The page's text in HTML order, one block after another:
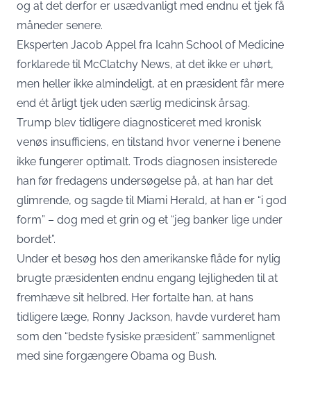
og at det derfor er usædvanligt med endnu et tjek få
måneder senere.
Eksperten Jacob Appel fra Icahn School of Medicine
forklarede til McClatchy News, at det ikke er uhørt,
men heller ikke almindeligt, at en præsident får mere
end ét årligt tjek uden særlig medicinsk årsag.
Trump blev tidligere diagnosticeret med kronisk
venøs insufficiens, en tilstand hvor venerne i benene
ikke fungerer optimalt. Trods diagnosen insisterede
han før fredagens undersøgelse på, at han har det
glimrende, og sagde til Miami Herald, at han er “i god
form” – dog med et grin og et “jeg banker lige under
bordet”.
Under et besøg hos den amerikanske flåde for nylig
brugte præsidenten endnu engang lejligheden til at
fremhæve sit helbred. Her fortalte han, at hans
tidligere læge, Ronny Jackson, havde vurderet ham
som den “bedste fysiske præsident” sammenlignet
med sine forgængere Obama og Bush.